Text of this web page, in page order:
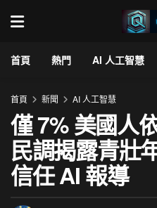
首頁 熱門 AI 人工智慧
首頁 新聞 AI 人工智慧
僅 7% 美國人
民調揭露青壯
信任 AI 報導